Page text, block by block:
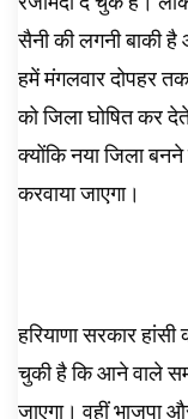
सैनी की लगनी बाकी
हमें मंगलवार दोपहर
को जिला घोषित कर
क्योंकि नया जिला
करवाया जाएगा।
हरियाणा सरकार
चुकी है कि आने वाले
जाएगा। वहीं भाजपा